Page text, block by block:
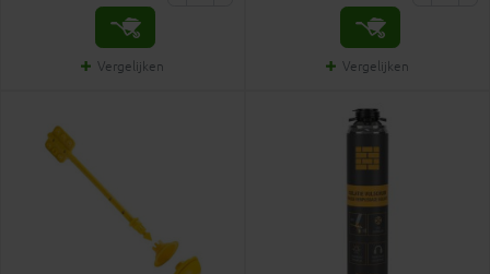
Vergelijken Vergelijken